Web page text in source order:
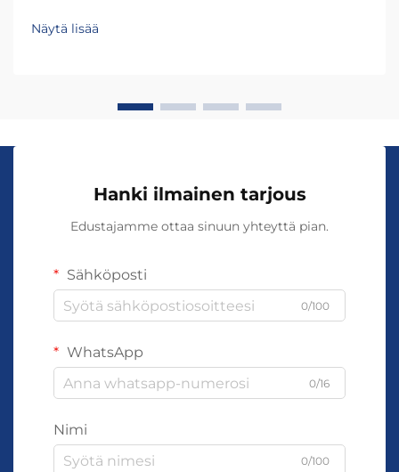
laatutakuusta toimittajan tarkistamiseen.
Koruteollisuus tuo mukanaan ainutlaatuisia riskejä,
Näytä lisää
Hanki ilmainen tarjous
Edustajamme ottaa sinuun yhteyttä pian.
Sähköposti
0/100
WhatsApp
0/16
Nimi
0/100